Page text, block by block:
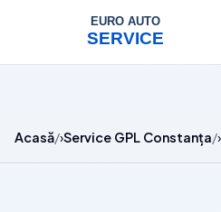
Acasă Service GPL Constanța